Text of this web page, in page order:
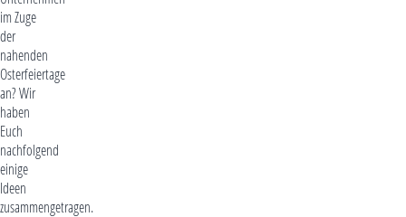
im Zuge
der
nahenden
Osterfeiertage
an? Wir
haben
Euch
nachfolgend
einige
Ideen
zusammengetragen.